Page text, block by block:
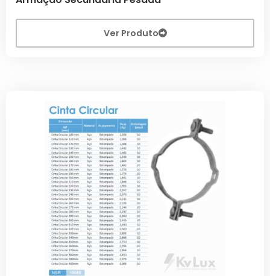
Ver Produto